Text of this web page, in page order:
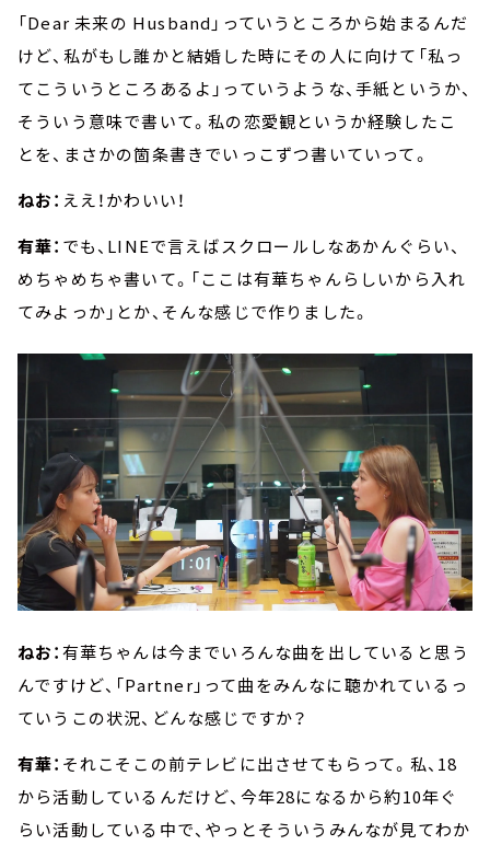
「Dear 未来の Husband」っていうところから始まるんだ
けど、私がもし誰かと結婚した時にその人に向けて「私っ
てこういうところあるよ」っていうような、手紙というか、
そういう意味で書いて。私の恋愛観というか経験したこ
とを、まさかの箇条書きでいっこずつ書いていって。
ねお： ええ！かわいい！
有華： でも、LINEで言えばスクロールしなあかんぐらい、
めちゃめちゃ書いて。「ここは有華ちゃんらしいから入れ
てみよっか」とか、そんな感じで作りました。
ねお：有華ちゃんは今までいろんな曲を出していると思う
んですけど、「Partner」って曲をみんなに聴かれているっ
ていうこの状況、どんな感じですか？
有華： それこそこの前テレビに出させてもらって。私、18
から活動しているんだけど、今年28になるから約10年ぐ
らい活動している中で、やっとそういうみんなが見てわか